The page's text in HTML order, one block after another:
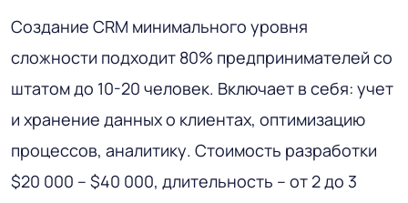
Создание CRM минимального уровня
сложности подходит 80% предпринимателей со
штатом до 10-20 человек. Включает в себя: учет
и хранение данных о клиентах, оптимизацию
процессов, аналитику. Стоимость разработки
$20 000 – $40 000, длительность – от 2 до 3